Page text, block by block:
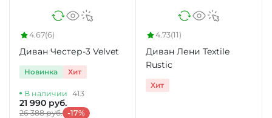
4.67(6)
Диван Честер-3 Velvet
Новинка Хит
В наличии 413
21 990 руб.
26 388 руб. -17%
4.73(11)
Диван Лени Textile
Rustic
Хит